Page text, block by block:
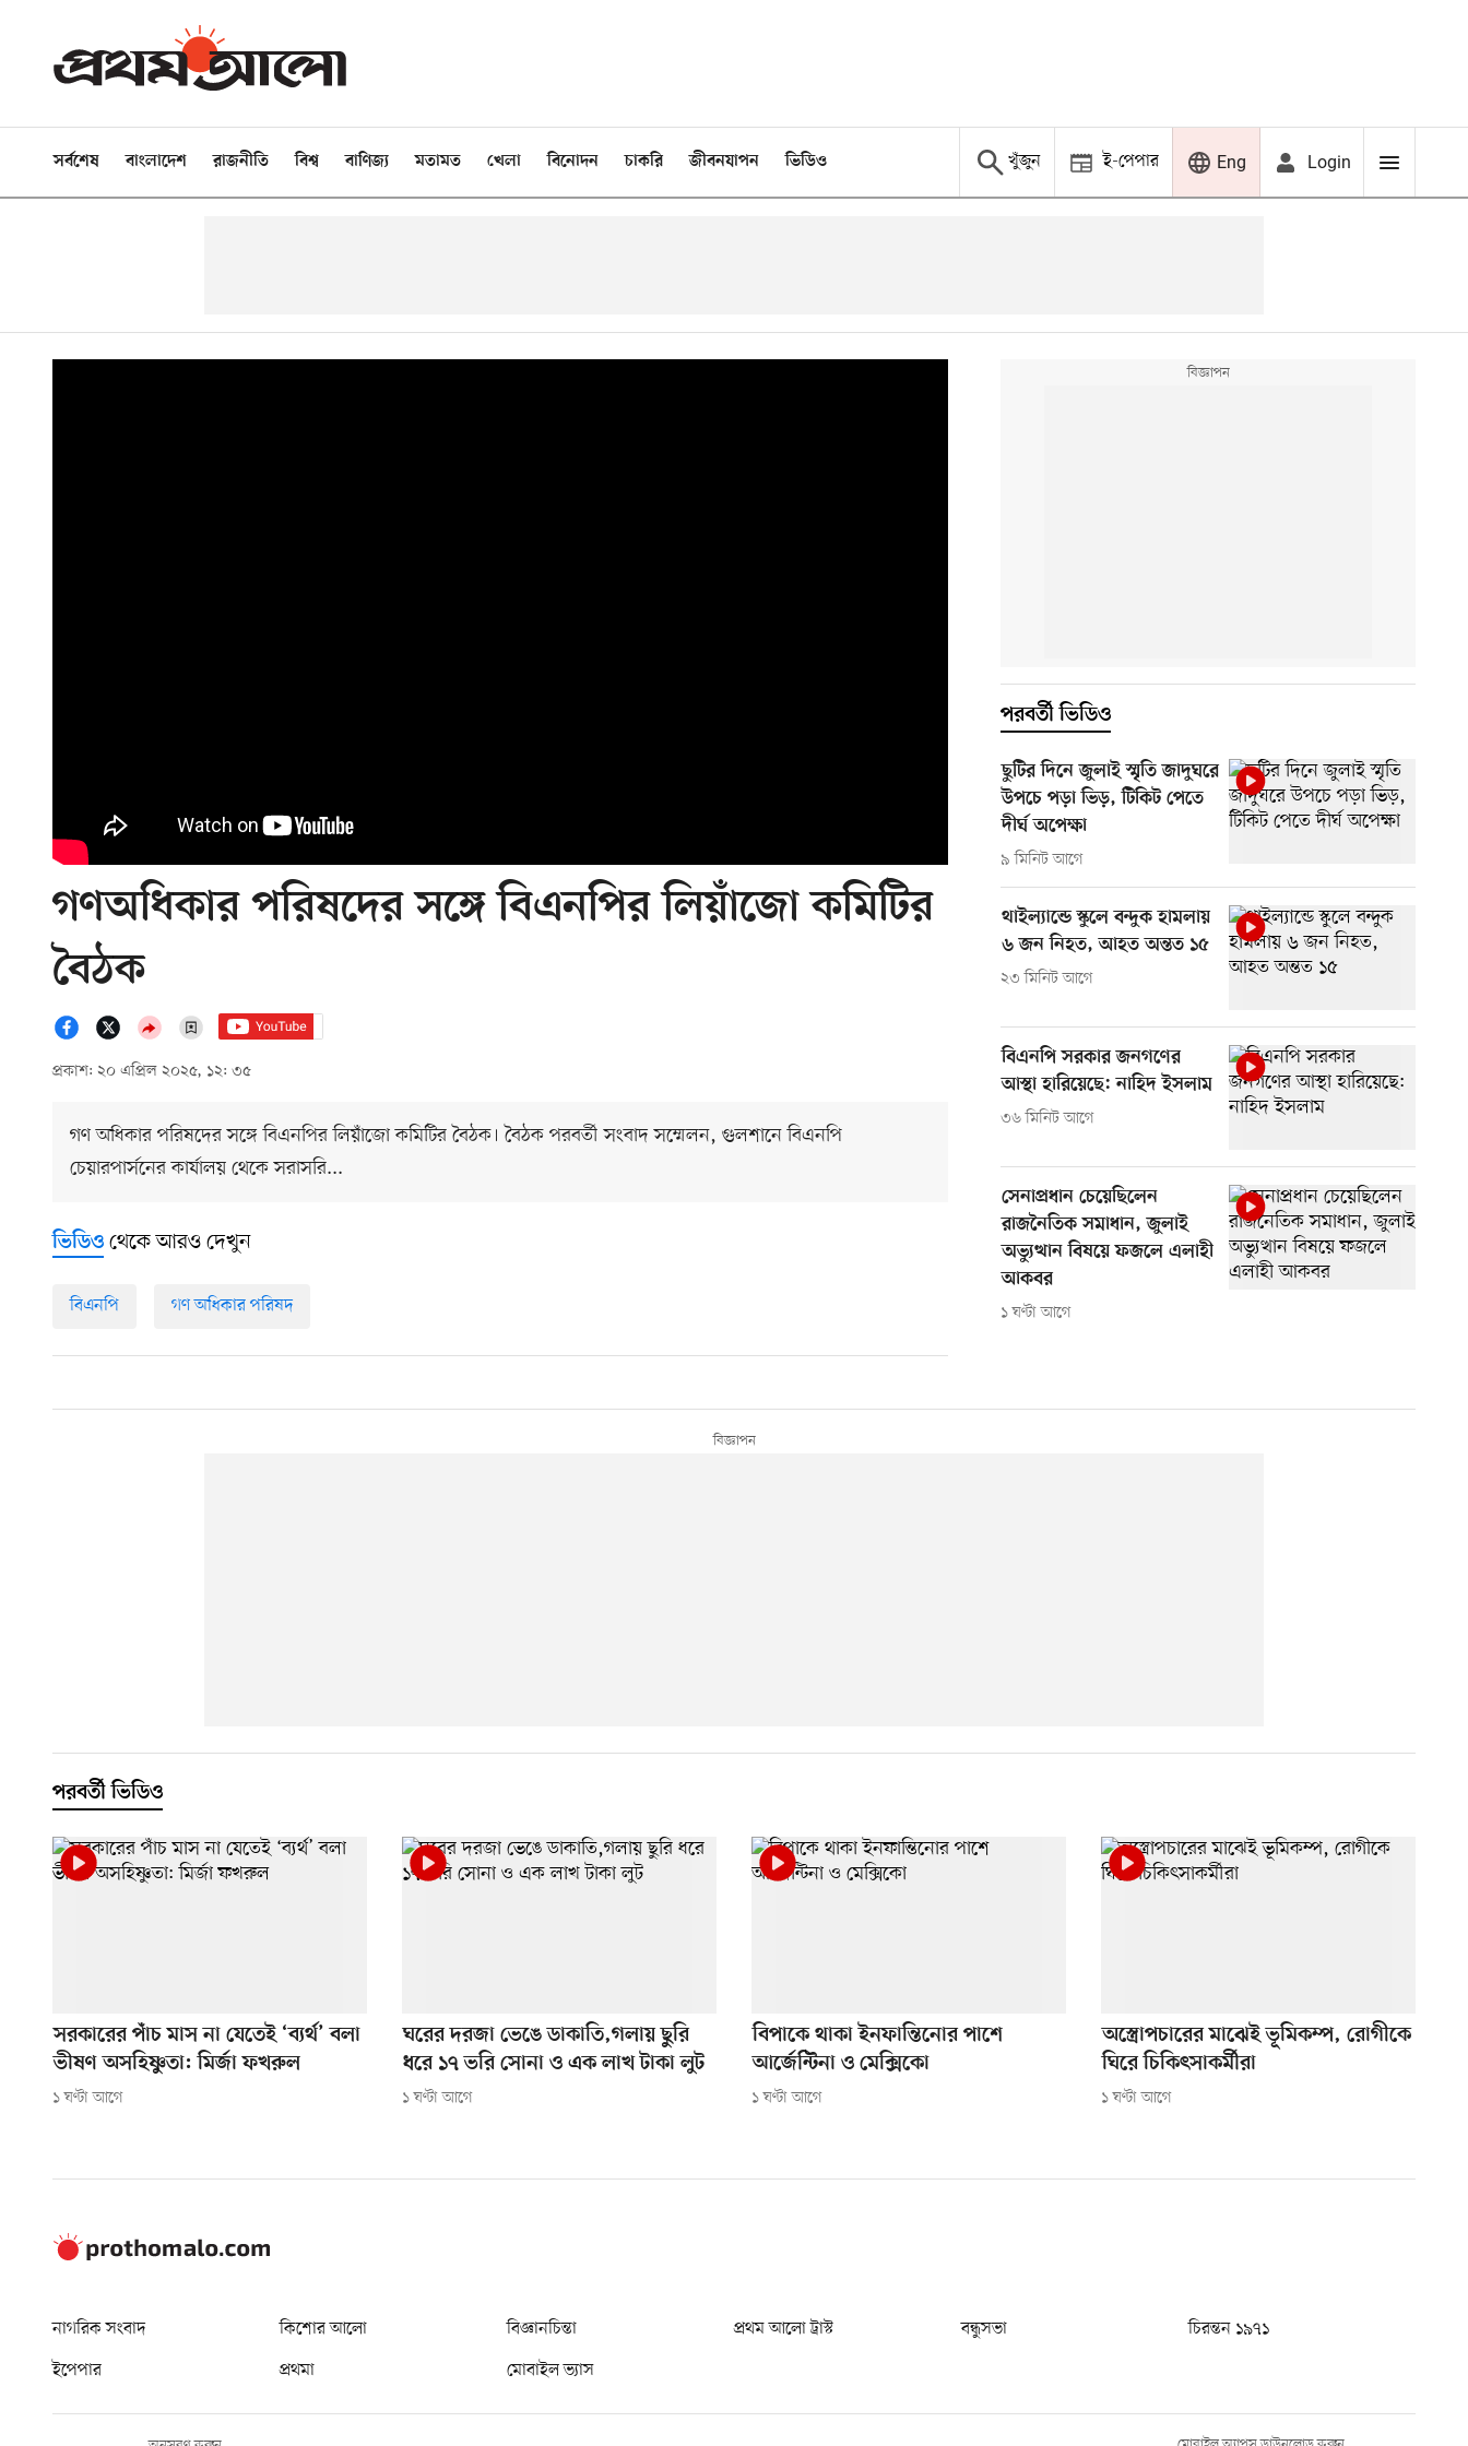
সর্বশেষ বাংলাদেশ রাজনীতি বিশ্ব বাণিজ্য মতামত খেলা বিনোদন চাকরি জীবনযাপন ভিডিও খুঁজুন ই-পেপার Eng Login
গণঅধিকার পরিষদের সঙ্গে বিএনপির লিয়াঁজো কমিটির
বৈঠক
প্রকাশ: ২০ এপ্রিল ২০২৫, ১২: ৩৫
গণ অধিকার পরিষদের সঙ্গে বিএনপির লিয়াঁজো কমিটির বৈঠক। বৈঠক পরবর্তী সংবাদ সম্মেলন, গুলশানে বিএনপি
চেয়ারপার্সনের কার্যালয় থেকে সরাসরি...
পরবর্তী ভিডিও
ছুটির দিনে জুলাই স্মৃতি জাদুঘরে
উপচে পড়া ভিড়, টিকিট পেতে
দীর্ঘ অপেক্ষা
৯ মিনিট আগে
থাইল্যান্ডে স্কুলে বন্দুক হামলায়
৬ জন নিহত, আহত অন্তত ১৫
২৩ মিনিট আগে
বিএনপি সরকার জনগণের
আস্থা হারিয়েছে: নাহিদ ইসলাম
৩৬ মিনিট আগে
সেনাপ্রধান চেয়েছিলেন
রাজনৈতিক সমাধান, জুলাই
অভ্যুত্থান বিষয়ে ফজলে এলাহী
আকবর
১ ঘণ্টা আগে
ভিডিও থেকে আরও দেখুন
বিএনপি গণ অধিকার পরিষদ
পরবর্তী ভিডিও
সরকারের পাঁচ মাস না যেতেই ‘ব্যর্থ’ বলা
ভীষণ অসহিষ্ণুতা: মির্জা ফখরুল
১ ঘণ্টা আগে
ঘরের দরজা ভেঙে ডাকাতি,গলায় ছুরি
ধরে ১৭ ভরি সোনা ও এক লাখ টাকা লুট
১ ঘণ্টা আগে
বিপাকে থাকা ইনফান্তিনোর পাশে
আর্জেন্টিনা ও মেক্সিকো
১ ঘণ্টা আগে
অস্ত্রোপচারের মাঝেই ভূমিকম্প, রোগীকে
ঘিরে চিকিৎসাকর্মীরা
১ ঘণ্টা আগে
নাগরিক সংবাদ কিশোর আলো বিজ্ঞানচিন্তা প্রথম আলো ট্রাস্ট বন্ধুসভা
চিরন্তন ১৯৭১
ইপেপার
প্রথমা মোবাইল ভ্যাস